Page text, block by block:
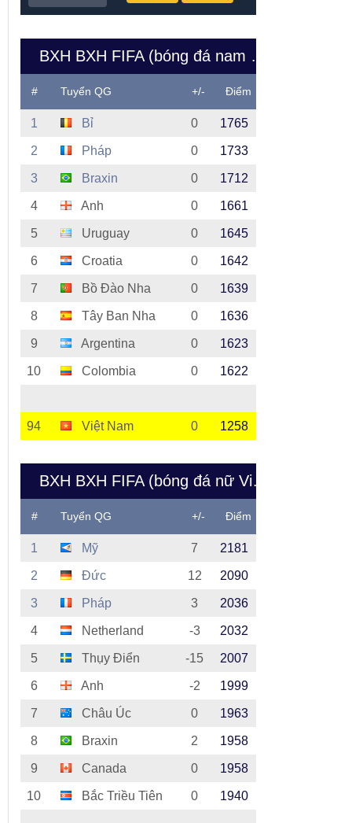
BXH BXH FIFA (bóng đá nam Việt Nam)
# Tuyển QG +/- Điểm
1 Bỉ 0 1765
2 Pháp 0 1733
3 Braxin 0 1712
4 Anh 0 1661
5 Uruguay 0 1645
6 Croatia 0 1642
7 Bồ Đào Nha 0 1639
8 Tây Ban Nha 0 1636
9 Argentina 0 1623
10 Colombia 0 1622
94 Việt Nam 0 1258
BXH BXH FIFA (bóng đá nữ Việt Nam)
# Tuyển QG +/- Điểm
1 Mỹ 7 2181
2 Đức 12 2090
3 Pháp 3 2036
4 Netherland -3 2032
5 Thụy Điển -15 2007
6 Anh -2 1999
7 Châu Úc 0 1963
8 Braxin 2 1958
9 Canada 0 1958
10 Bắc Triều Tiên 0 1940